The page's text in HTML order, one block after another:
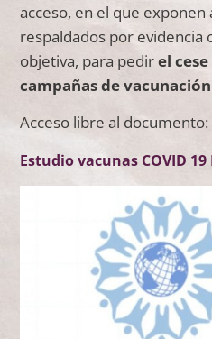
acceso, en el que
respaldados por evidencia
objetiva, para pedirel
campañas de
Acceso libre al documento:
Estudio vacunas COVID 19